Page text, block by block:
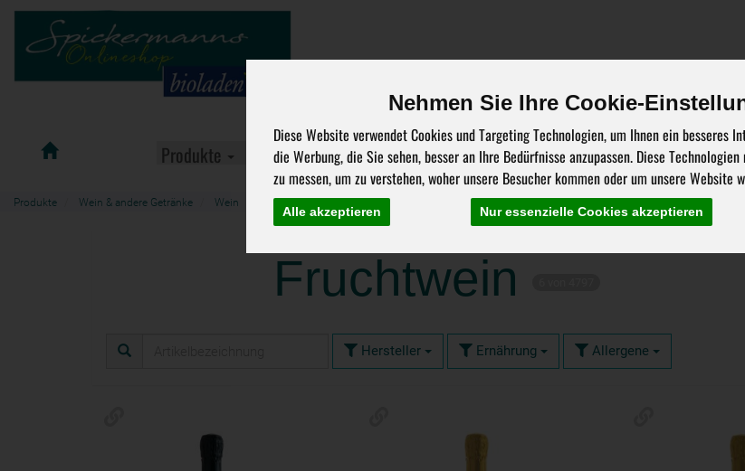
Nehmen Sie Ihre Cookie-
Diese Website verwendet Cookies und Targeting Technologien, um Ihnen ein besseres
die Werbung, die Sie sehen, besser an Ihre Bedürfnisse anzupassen. Diese
zu messen, um zu verstehen, woher unsere Besucher kommen oder um unsere Website
Alle akzeptieren Nur essenzielle Cookies akzeptieren
SpickermannsProdukte Aktuelle Angebote Über uns Stellenangebote Bestellung
Produkte Wein & andere Getränke Wein Fruchtwein
Fruchtwein
Hersteller Ernährung Allergene